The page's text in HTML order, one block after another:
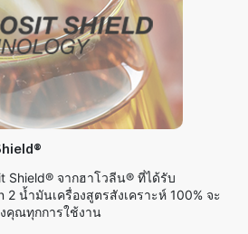
Shield® จากฮาโวลีน® ที่ได้รับ
2 น้ำมันเครื่องสูตรสังเคราะห์ 100% จะ
คุณทุกการใช้งาน